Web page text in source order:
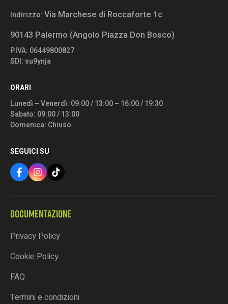
Indirizzo:Via Marchese di Roccaforte 1c
90143 Palermo (Angolo Piazza Don Bosco)
P.IVA: 06449800827
SDI: su9ynja
ORARI
Lunedì – Venerdì: 09:00 / 13:00 – 16:00 / 19:30
Sabato: 09:00 / 13:00
Domenica: Chiuso
SEGUICI SU
DOCUMENTAZIONE
Privacy Policy
Cookie Policy
FAQ
Termini e condizioni